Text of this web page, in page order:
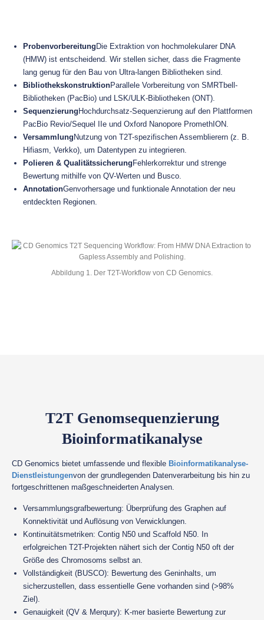
Probenvorbereitung Die Extraktion von hochmolekularer DNA
(HMW) ist entscheidend. Wir stellen sicher, dass die Fragmente
lang genug für den Bau von Ultra-langen Bibliotheken sind.
BibliothekskonstruktionParallele Vorbereitung von SMRTbell-
Bibliotheken (PacBio) und LSK/ULK-Bibliotheken (ONT).
Sequenzierung Hochdurchsatz-Sequenzierung auf den Plattformen
PacBio Revio/Sequel IIe und Oxford Nanopore PromethION.
Versammlung Nutzung von T2T-spezifischen Assemblierern (z. B.
Hifiasm, Verkko), um Datentypen zu integrieren.
Polieren & Qualitätssicherung Fehlerkorrektur und strenge
Bewertung mithilfe von QV-Werten und Busco.
AnnotationGenvorhersage und funktionale Annotation der neu
entdeckten Regionen.
Abbildung 1. Der T2T-Workflow von CD Genomics.
T2T Genomsequenzierung
Bioinformatikanalyse
CD Genomics bietet umfassende und flexible Bioinformatikanalyse-
Dienstleistungenvon der grundlegenden Datenverarbeitung bis hin zu
fortgeschrittenen maßgeschneiderten Analysen.
Versammlungsgrafbewertung: Überprüfung des Graphen auf
Konnektivität und Auflösung von Verwicklungen.
Kontinuitätsmetriken: Contig N50 und Scaffold N50. In
erfolgreichen T2T-Projekten nähert sich der Contig N50 oft der
Größe des Chromosoms selbst an.
Vollständigkeit (BUSCO): Bewertung des Geninhalts, um
sicherzustellen, dass essentielle Gene vorhanden sind (>98%
Ziel).
Genauigkeit (QV & Merqury): K-mer basierte Bewertung zur